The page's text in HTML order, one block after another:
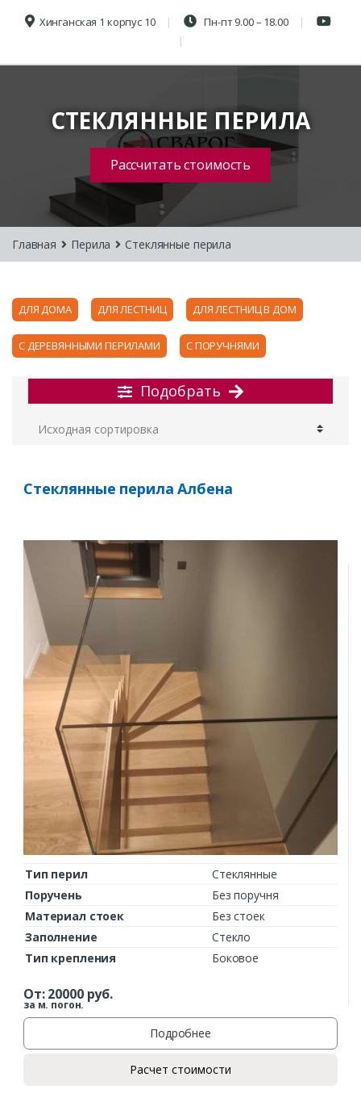
Хинганская 1 корпус 10 Пн-пт 9.00 – 18.00
СТЕКЛЯННЫЕ ПЕРИЛА
Рассчитать стоимость
Главная Перила Стеклянные перила
ДЛЯ ДОМА ДЛЯ ЛЕСТНИЦ ДЛЯ ЛЕСТНИЦ В ДОМ
С ДЕРЕВЯННЫМИ ПЕРИЛАМИ С ПОРУЧНЯМИ
Подобрать
Стеклянные перила Албена
Тип перил
Стеклянные
Поручень
Без поручня
Материал стоек
Без стоек
Заполнение
Стекло
Тип крепления
Боковое
От:20000руб.
за м. погон.
Подробнее
Расчет стоимости